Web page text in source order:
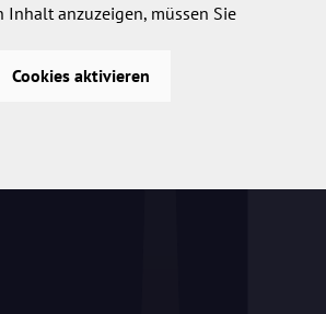
Inhalt anzuzeigen, müssen Sie
Cookies aktivieren